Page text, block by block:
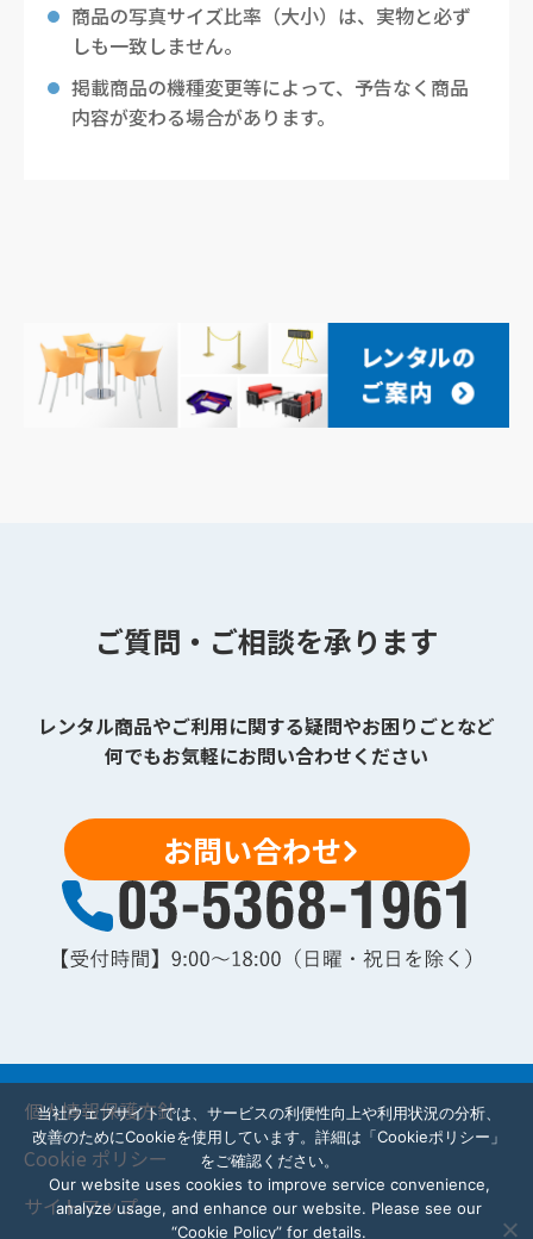
商品の写真サイズ比率（大小）は、実物と必ず
しも一致しません。
掲載商品の機種変更等によって、予告なく商品
内容が変わる場合があります。
ご質問・ご相談を承ります
レンタル商品やご利用に関する疑問やお困りごとなど
何でもお気軽にお問い合わせください
お問い合わせ
個人情報保護方針
Cookie ポリシー
サイトマップ
当社ウェブサイトでは、サービスの利便性向上や利用状況の分析、
改善のためにCookieを使用しています。詳細は「Cookieポリシー」
をご確認ください。
Our website uses cookies to improve service convenience,
analyze usage, and enhance our website. Please see our
“Cookie Policy” for details.